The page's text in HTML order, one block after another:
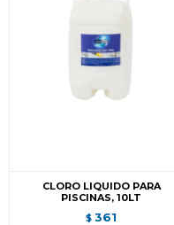
CLORO LIQUIDO PARA
PISCINAS, 10LT
$ 361